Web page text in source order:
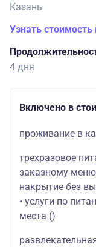
Казань
Узнать
4 дня
Включено в
проживание в
трехразовое
заказному меню
накрытие без
• услуги по
места ()